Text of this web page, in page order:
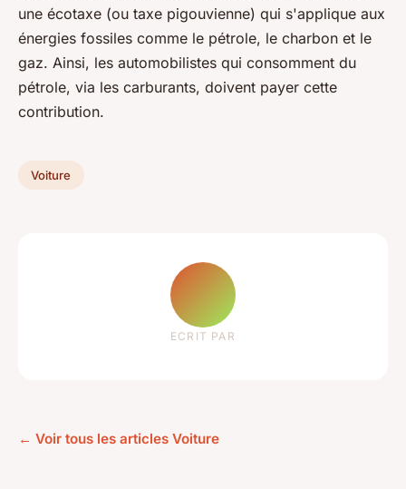
une écotaxe (ou taxe pigouvienne) qui s'applique aux
énergies fossiles comme le pétrole, le charbon et le
gaz. Ainsi, les automobilistes qui consomment du
pétrole, via les carburants, doivent payer cette
contribution.
Voiture
ECRIT PAR
← Voir tous les articles Voiture